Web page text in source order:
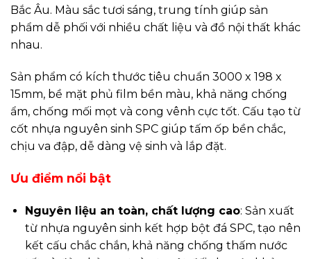
Bắc Âu. Màu sắc tươi sáng, trung tính giúp sản
phẩm dễ phối với nhiều chất liệu và đồ nội thất khác
nhau.
Sản phẩm có kích thước tiêu chuẩn 3000 x 198 x
15mm, bề mặt phủ film bền màu, khả năng chống
ẩm, chống mối mọt và cong vênh cực tốt. Cấu tạo từ
cốt nhựa nguyên sinh SPC giúp tấm ốp bền chắc,
chịu va đập, dễ dàng vệ sinh và lắp đặt.
Ưu điểm nổi bật
Nguyên liệu an toàn, chất lượng cao: Sản xuất
từ nhựa nguyên sinh kết hợp bột đá SPC, tạo nên
kết cấu chắc chắn, khả năng chống thấm nước